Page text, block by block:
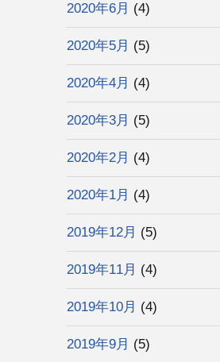
2020年6月 (4)
2020年5月 (5)
2020年4月 (4)
2020年3月 (5)
2020年2月 (4)
2020年1月 (4)
2019年12月 (5)
2019年11月 (4)
2019年10月 (4)
2019年9月 (5)